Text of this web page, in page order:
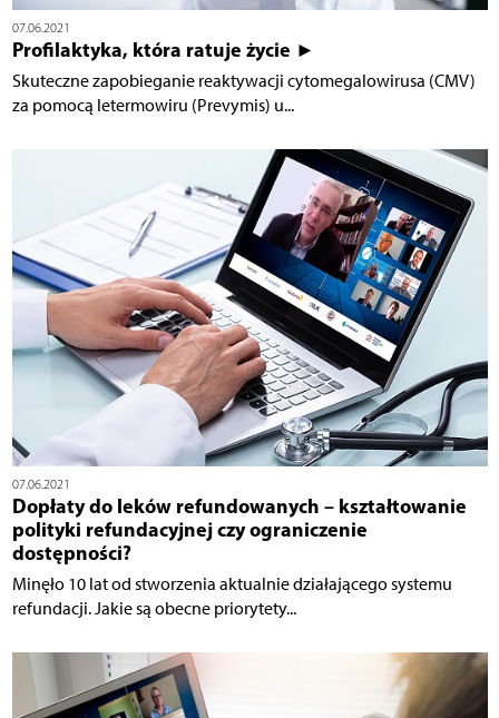
07.06.2021
Profilaktyka, która ratuje życie ►
Skuteczne zapobieganie reaktywacji cytomegalowirusa (CMV)
za pomocą letermowiru (Prevymis) u...
07.06.2021
Dopłaty do leków refundowanych – kształtowanie
polityki refundacyjnej czy ograniczenie
dostępności?
Minęło 10 lat od stworzenia aktualnie działającego systemu
refundacji. Jakie są obecne priorytety...